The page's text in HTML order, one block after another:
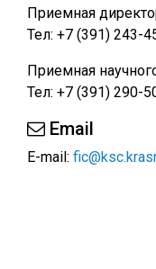
Приемная
Тел: +7 (391) 243-
Приемная
Тел: +7 (391) 290-
Email
E-mail: